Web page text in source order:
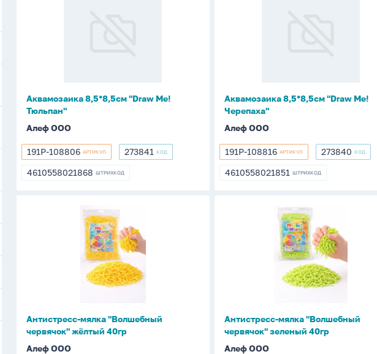
Аквамозаика 8,5*8,5см "Draw Me!
Тюльпан"
Алеф ООО
191P-
108806
191P-108806 АРТИКУЛ 273841
273841 КОД
4610558021868
4610558021868 ШТРИХКОД
Аквамозаика 8,5*8,5см "Draw Me!
Черепаха"
Алеф ООО
191P-
108816
191P-108816 АРТИКУЛ 273840
273840 КОД
4610558021851
4610558021851 ШТРИХКОД
Антистресс-
"Волшебный
Антистресс-мялка "Волшебный
червячок" жёлтый 40гр
Алеф ООО
Антистресс-
"Волшебный
Антистресс-мялка "Волшебный
червячок" зеленый 40гр
Алеф ООО